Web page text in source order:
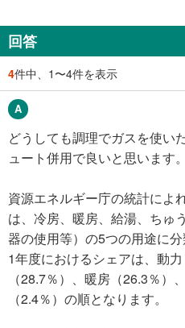
回答
4件中、1〜4件を表示
どうしても調理でガスを使い
ュート併用で良いと思います。
資源エネルギー庁の統計によ
は、冷房、暖房、給湯、ちゅ
器の使用等）の5つの用途に
1年度におけるシェアは、動
（28.7％）、暖房（26.3％）
（2.4％）の順となります。